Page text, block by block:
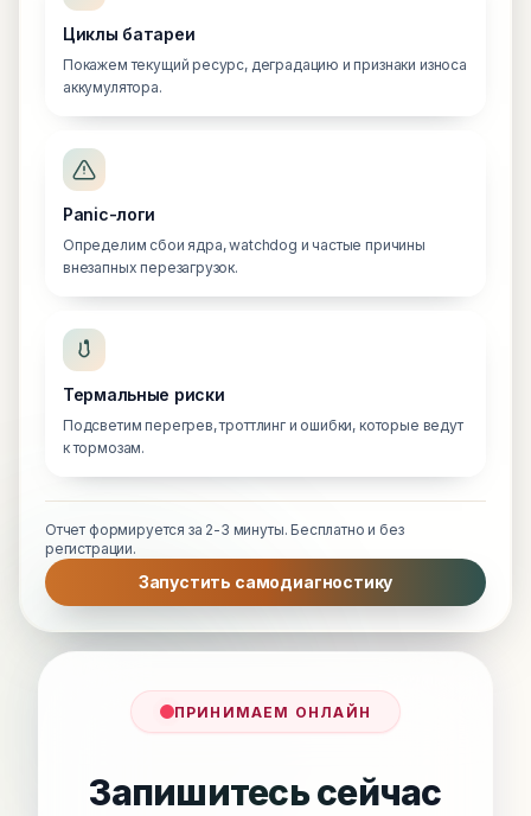
Циклы батареи
Покажем текущий ресурс, деградацию и признаки износа
аккумулятора.
Panic-логи
Определим сбои ядра, watchdog и частые причины
внезапных перезагрузок.
Термальные риски
Подсветим перегрев, троттлинг и ошибки, которые ведут
к тормозам.
Отчет формируется за 2-3 минуты. Бесплатно и без
регистрации.
Запустить самодиагностику
ПРИНИМАЕМ ОНЛАЙН
Запишитесь сейчас